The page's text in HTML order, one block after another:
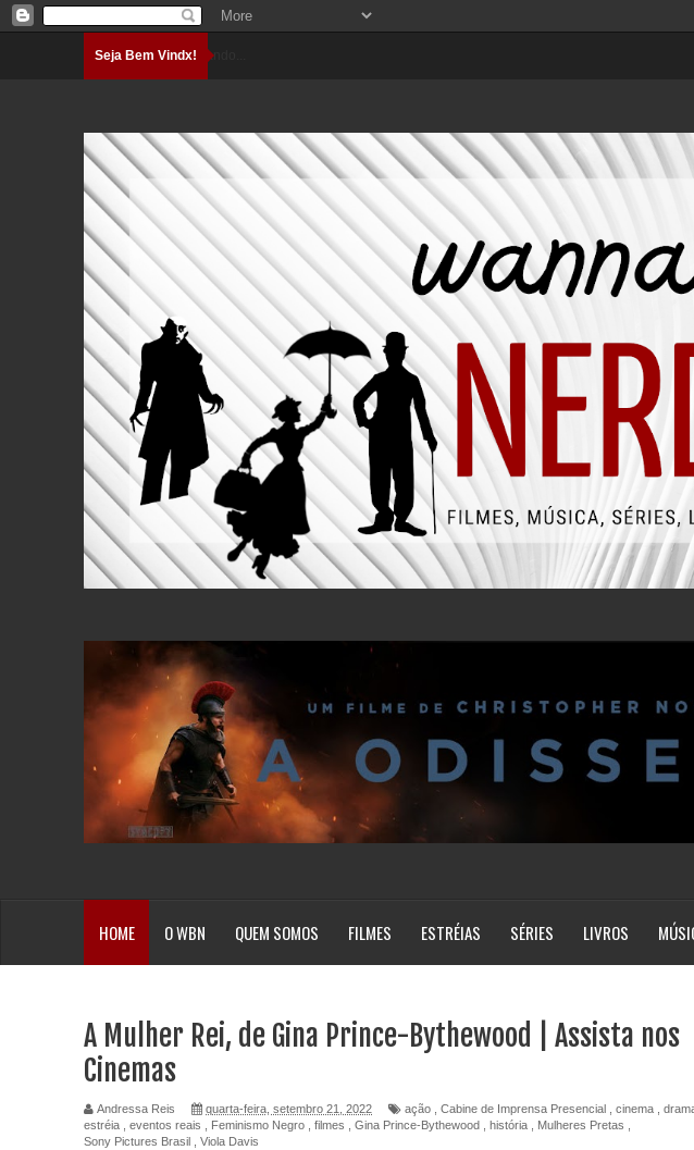
Seja Bem Vindx!Carregando...
HOME O WBN QUEM SOMOS FILMES ESTRÉIAS SÉRIES LIVROS
A Mulher Rei, de Gina Prince-Bythewood | Assista nos
Cinemas
Andressa Reis quarta-feira, setembro 21, 2022 ação , Cabine de Imprensa Presencial , cinema ,
estréia , eventos reais , Feminismo Negro , filmes , Gina Prince-Bythewood , história , Mulheres Pretas ,
Sony Pictures Brasil , Viola Davis